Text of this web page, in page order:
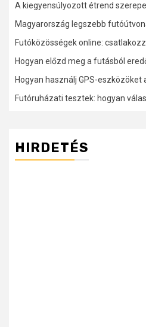
A kiegyensúlyozott étrend
Magyarország legszebb
Futóközösségek online:
Hogyan előzd meg a futásból
Hogyan használj GPS-eszközöket
Futóruházati tesztek: hogyan
HIRDETÉS